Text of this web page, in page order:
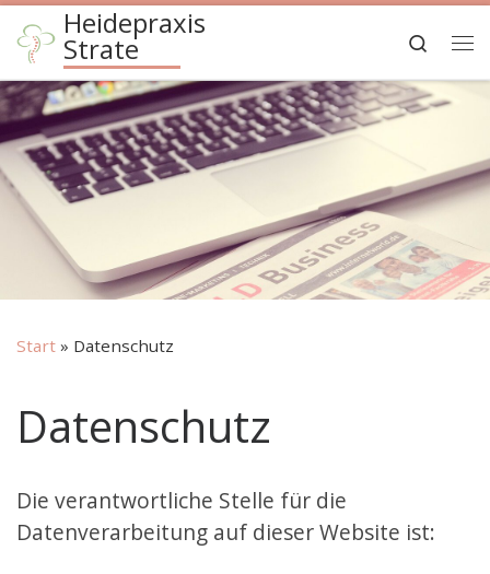
Zum Inhalt springen
Heidepraxis
Strate
Search
Start » Datenschutz
Datenschutz
Die verantwortliche Stelle für die
Datenverarbeitung auf dieser Website ist: